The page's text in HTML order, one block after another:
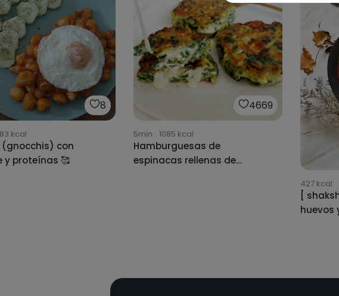
8
kcal
(gnocchis) con
proteínas 🥰
4669
5min · 1085 kcal
Hamburguesas de
espinacas rellenas de
427kcal
[
huevos